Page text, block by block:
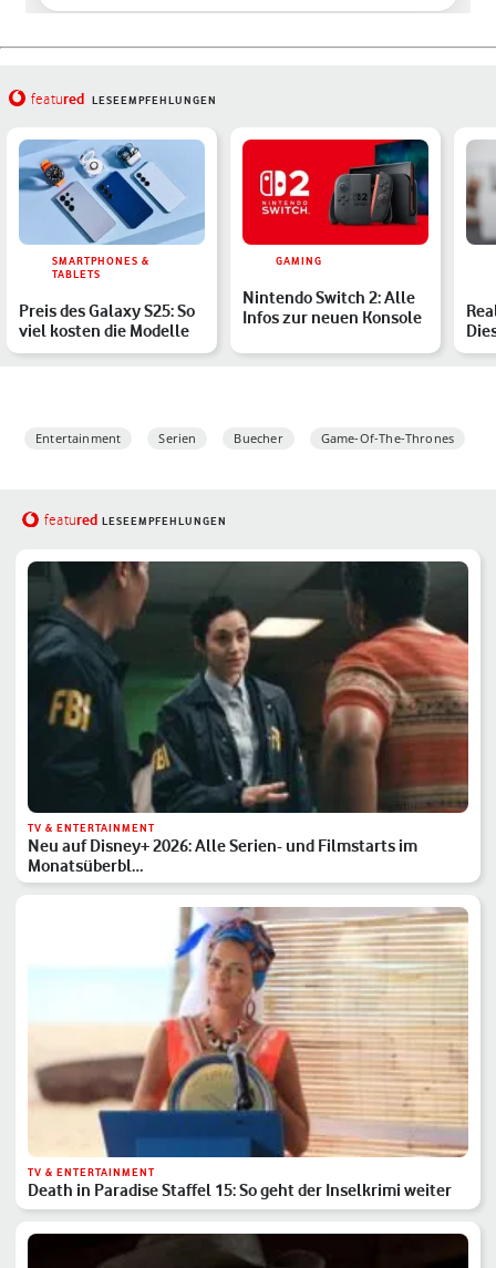
featured LESEEMPFEHLUNGEN
SMARTPHONES &
TABLETS
Preis des Galaxy S25: So
viel kosten die Modelle
GAMING
Nintendo Switch 2: Alle
Infos zur neuen Konsole
Entertainment Serien Buecher Game-Of-The-Thrones
featured LESEEMPFEHLUNGEN
TV & ENTERTAINMENT
Neu auf Disney+ 2026: Alle Serien- und Filmstarts im
Monatsüberbl…
TV & ENTERTAINMENT
Death in Paradise Staffel 15: So geht der Inselkrimi weiter